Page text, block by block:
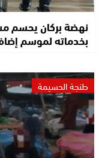
نهضة بركان يحسم
بخدماته لموسم
طنجة الحسيمة